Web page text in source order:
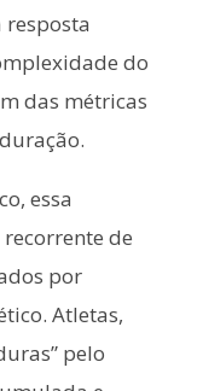
do
das métricas
essa
de
por
Atletas,
pelo